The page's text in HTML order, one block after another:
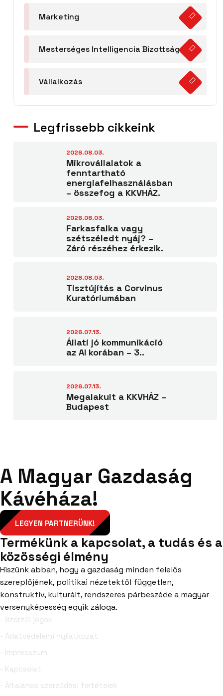
Marketing
Mesterséges Intelligencia Bizottság
Vállalkozás
Legfrissebb cikkeink
2026.08.03.
Mikrovállalatok a
fenntartható
energiafelhasználásban
– összefog a KKVHÁZ.
2026.08.03.
Farkasfalka vagy
szétszéledt nyáj? –
Záró részéhez érkezik.
2026.08.03.
Tisztújítás a Corvinus
Kuratóriumában
2026.07.13.
Állati jó kommunikáció
az AI korában – 3..
2026.07.13.
Megalakult a KKVHÁZ –
Budapest
A Magyar Gazdaság
Kávéháza!
LEGYEN PARTNERÜNK!
Termékünk a kapcsolat, a tudás és a
közösségi élmény
Hiszünk abban, hogy a gazdaság minden felelős
szereplőjének, politikai nézetektől független,
konstruktív, kulturált, rendszeres párbeszéde a magyar
versenyképesség egyik záloga.
- Szerzői jogok
- Adatvédelemi nyilatkozat
- Impresszum
- Kapcsolat
- Általános szerződési feltételek